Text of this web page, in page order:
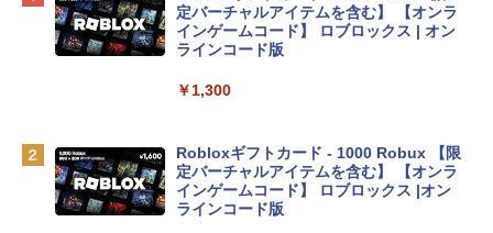
プ搭載13インチノートブック：AIとAppl
e Intelligenceのために設計、Liquid Ret
inaディスプレイ、8GBユニファイドメモ
eTime HDカメラ、Touch ID - インディ
￥137,800
tomtoc 360°保護 15.6 16インチ パソコ
定バーチャルアイテムを含む】 【オンラ
インゲームコード】 ロブロックス | オン
ラインコード版
￥1,300
Robloxギフトカード - 1000 Robux 【限
定バーチャルアイテムを含む】 【オンラ
インゲームコード】 ロブロックス |オン
ラインコード版